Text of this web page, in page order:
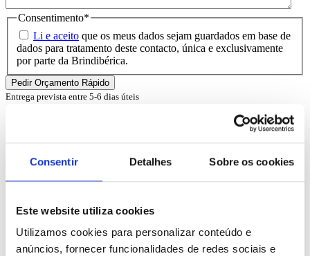
Consentir Detalhes Sobre os cookies
Este website utiliza cookies
Utilizamos cookies para personalizar conteúdo e
anúncios, fornecer funcionalidades de redes sociais e
Consentimento*
Li e aceito que os meus dados sejam guardados em base de
dados para tratamento deste contacto, única e exclusivamente
por parte da Brindibérica.
Entrega prevista entre 5-6 dias úteis
Comprar
desde 0.33€